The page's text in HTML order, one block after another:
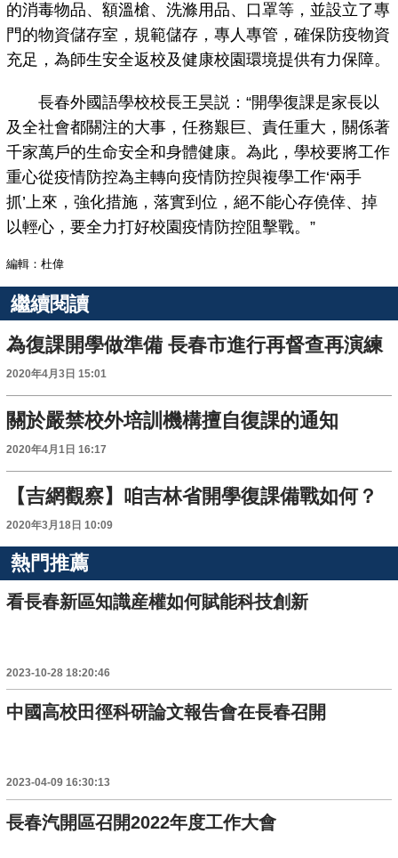
的消毒物品、額溫槍、洗滌用品、口罩等，並設立了專
門的物資儲存室，規範儲存，專人專管，確保防疫物資
充足，為師生安全返校及健康校園環境提供有力保障。
長春外國語學校校長王昊説：“開學復課是家長以
及全社會都關注的大事，任務艱巨、責任重大，關係著
千家萬戶的生命安全和身體健康。為此，學校要將工作
重心從疫情防控為主轉向疫情防控與複學工作‘兩手
抓’上來，強化措施，落實到位，絕不能心存僥倖、掉
以輕心，要全力打好校園疫情防控阻擊戰。”
編輯：杜偉
繼續閱讀
為復課開學做準備 長春市進行再督查再演練
2020年4月3日 15:01
關於嚴禁校外培訓機構擅自復課的通知
2020年4月1日 16:17
【吉網觀察】咱吉林省開學復課備戰如何？
2020年3月18日 10:09
熱門推薦
看長春新區知識産權如何賦能科技創新
2023-10-28 18:20:46
中國高校田徑科研論文報告會在長春召開
2023-04-09 16:30:13
長春汽開區召開2022年度工作大會